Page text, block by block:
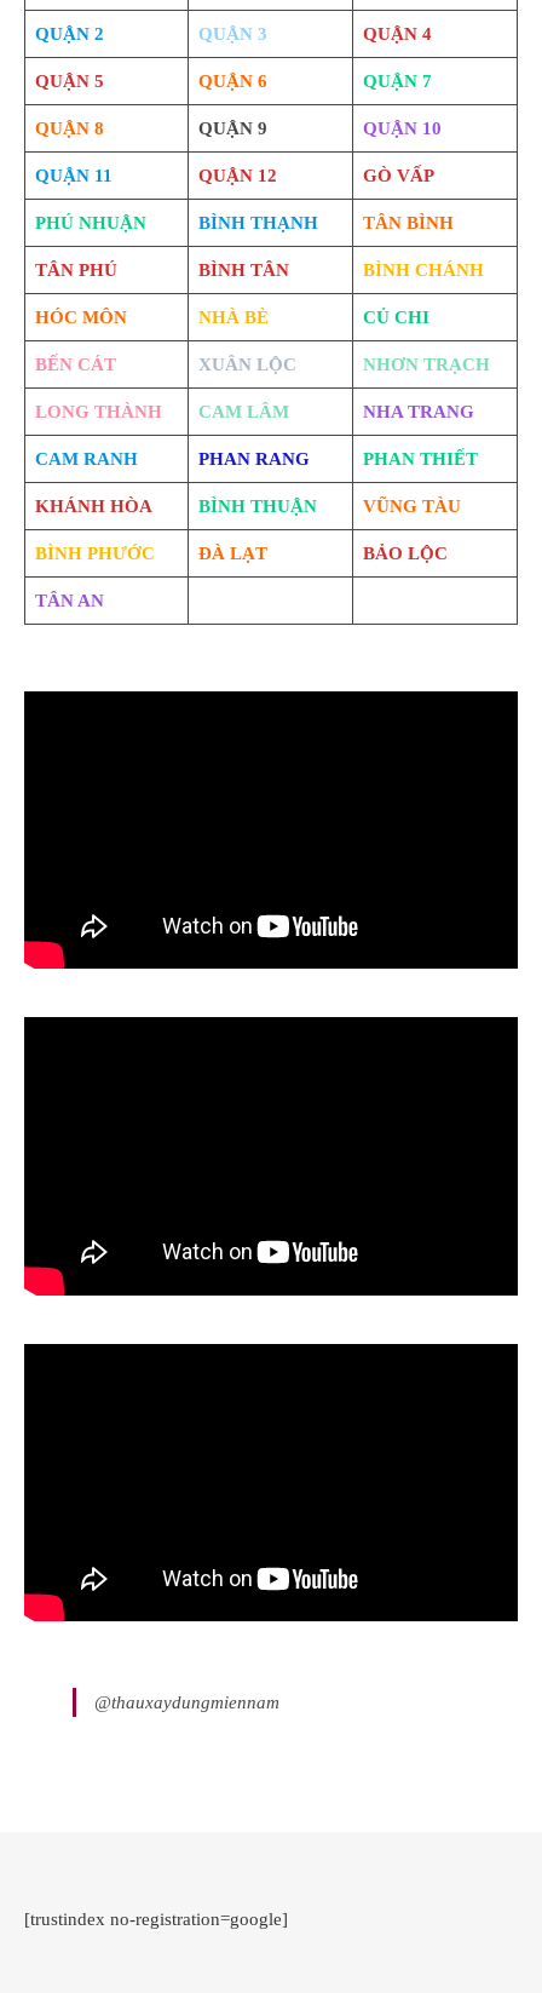
QUẬN 2 QUẬN 3 QUẬN 4
QUẬN 5 QUẬN 6 QUẬN 7
QUẬN 8 QUẬN 9 QUẬN 10
QUẬN 11 QUẬN 12 GÒ VẤP
PHÚ NHUẬN BÌNH THẠNH TÂN BÌNH
TÂN PHÚ BÌNH TÂN BÌNH CHÁNH
HÓC MÔN NHÀ BÈ CỦ CHI
BẾN CÁT XUÂN LỘC NHƠN TRẠCH
LONG THÀNH CAM LÂM NHA TRANG
CAM RANH PHAN RANG PHAN THIẾT
KHÁNH HÒA BÌNH THUẬN VŨNG TÀU
BÌNH PHƯỚC ĐÀ LẠT BẢO LỘC
TÂN AN
@thauxaydungmiennam
[trustindex no-registration=google]